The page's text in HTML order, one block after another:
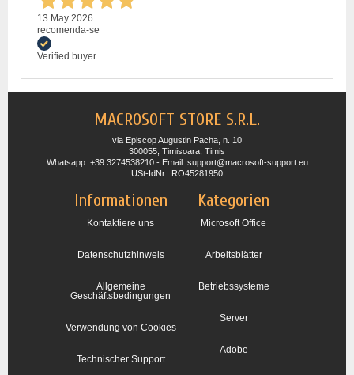
13 May 2026
recomenda-se
Verified buyer
MACROSOFT STORE S.R.L.
via Episcop Augustin Pacha, n. 10
300055, Timisoara, Timis
Whatsapp: +39 3274538210 - Email: support@macrosoft-support.eu
USt-IdNr.: RO45281950
Informationen
Kontaktiere uns
Datenschutzhinweis
Allgemeine
Geschäftsbedingungen
Verwendung von Cookies
Technischer Support
Kategorien
Microsoft Office
Arbeitsblätter
Betriebssysteme
Server
Adobe